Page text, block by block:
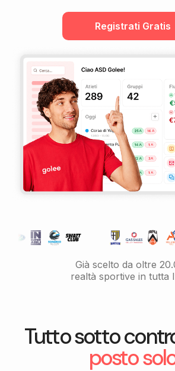
Registrati Gratis
Già scelto da oltre
realtà sportive in tutta
Tutto sotto
posto